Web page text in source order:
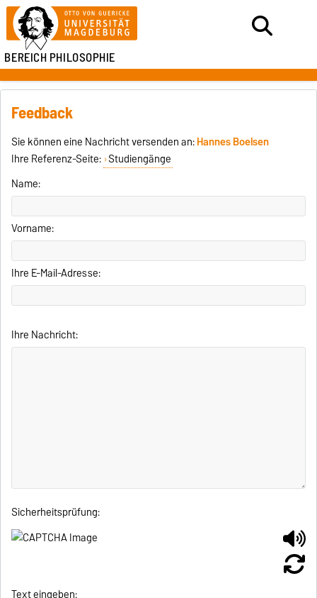
BEREICH PHILOSOPHIE
Feedback
Sie können eine Nachricht versenden an:Hannes Boelsen
Ihre Referenz-Seite: Studiengänge
Name:
Vorname:
Ihre E-Mail-Adresse:
Ihre Nachricht:
Sicherheitsprüfung:
Text eingeben: